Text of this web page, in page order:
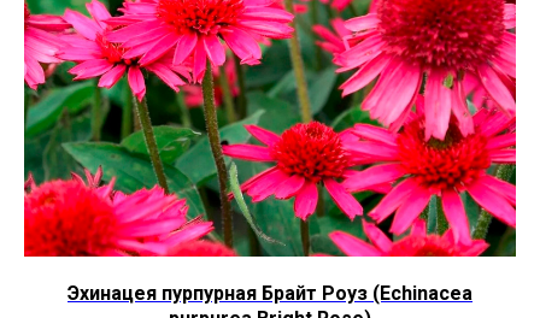
Эхинацея пурпурная Брайт Роуз (Echinacea